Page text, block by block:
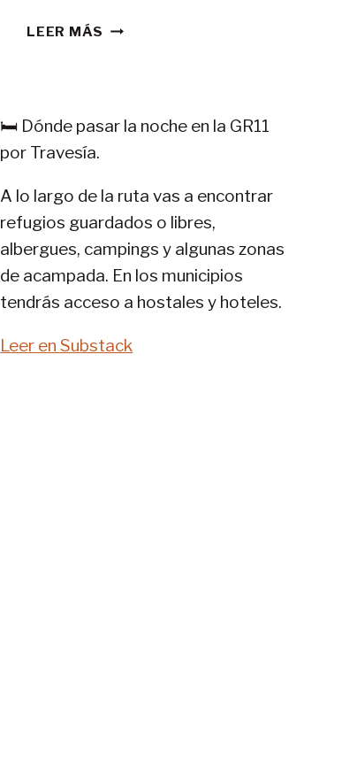
LEER MÁS CONSEJOS
11-
🛏️ Dónde pasar la noche en la GR11
por Travesía.
A lo largo de la ruta vas a encontrar
refugios guardados o libres,
albergues, campings y algunas zonas
de acampada. En los municipios
tendrás acceso a hostales y hoteles.
Leer en Substack